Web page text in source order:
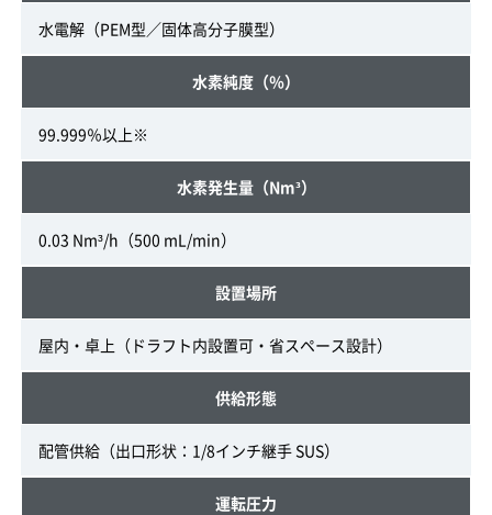
水電解（PEM型／固体高分子膜型）
水素純度（％）
99.999％以上※
水素発生量（Nm³）
0.03 Nm³/h（500 mL/min）
設置場所
屋内・卓上（ドラフト内設置可・省スペース設計）
供給形態
配管供給（出口形状：1/8インチ継手 SUS）
運転圧力